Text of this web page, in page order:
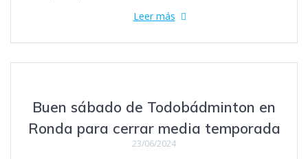
Leer más
Buen sábado de Todobádminton en
Ronda para cerrar media temporada
23/06/2024